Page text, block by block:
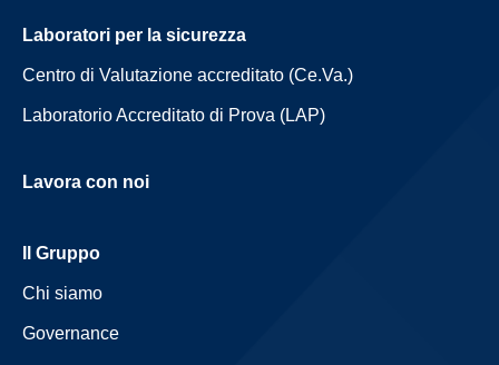
Laboratori per la sicurezza
Centro di Valutazione accreditato (Ce.Va.)
Laboratorio Accreditato di Prova (LAP)
Lavora con noi
Il Gruppo
Chi siamo
Governance